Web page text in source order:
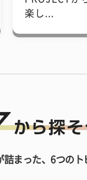
楽し...
詰まった、6つのト